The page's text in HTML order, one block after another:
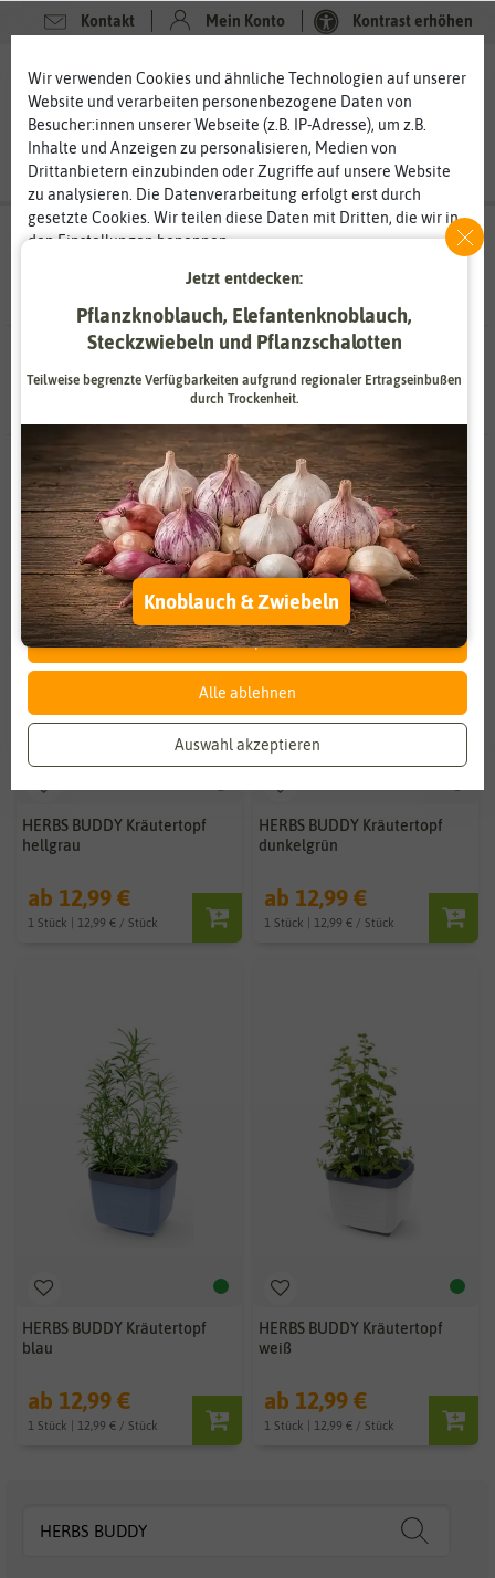
Kontakt Mein Konto Kontrast erhöhen
0 0
Suchergebnisse fürHERBS BUDDY(4
4 Ergebnissegefunden
HERBS BUDDY Kräutertopf
hellgrau
ab 12,99 €
1 Stück | 12,99 € / Stück
HERBS BUDDY Kräutertopf
dunkelgrün
ab 12,99 €
1 Stück | 12,99 € / Stück
HERBS BUDDY Kräutertopf
blau
ab 12,99 €
1 Stück | 12,99 € / Stück
HERBS BUDDY Kräutertopf
weiß
ab 12,99 €
1 Stück | 12,99 € / Stück
Filter
Wir verwenden Cookies und ähnliche Technologien auf unserer
Website und verarbeiten personenbezogene Daten von
Besucher:innen unserer Webseite (z.B. IP-Adresse), um z.B.
Inhalte und Anzeigen zu personalisieren, Medien von
Drittanbietern einzubinden oder Zugriffe auf unsere Website
zu analysieren. Die Datenverarbeitung erfolgt erst durch
gesetzte Cookies. Wir teilen diese Daten mit Dritten, die wir in
den Einstellungen benennen.
eines berechtigten Interesses erfolgen. Die Zustimmung kann
erteilt oder abgelehnt werden. Es besteht das Recht, nicht
einzuwilligen und die Einwilligung zu einem späteren
Informationen zur Verwendung personenbezogener Daten und
den Diensten erklären wir in unsererDaten­schutz­erklärung
Essenziell Statistik
Zahlungsdienstleister Marketing
Externe Medien Funktional
Weitere Einstellungen
Alle akzeptieren
Alle ablehnen
Auswahl akzeptieren
Jetzt entdecken:
Pflanzknoblauch, Elefantenknoblauch,
Steckzwiebeln und Pflanzschalotten
Teilweise begrenzte Verfügbarkeiten aufgrund regionaler Ertragseinbußen
durch Trockenheit.
Knoblauch & Zwiebeln